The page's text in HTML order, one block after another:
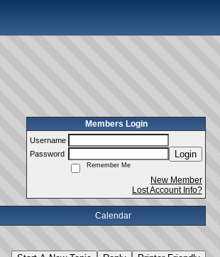
Members Login
Username
Password
Login
Remember Me
New Member
Lost Account Info?
Calendar